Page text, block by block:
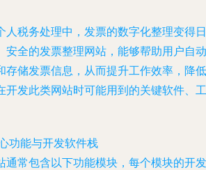
人税务处理中，发票的数字化整理变得日
安全的发票整理网站，能够帮助用户自动
存储发票信息，从而提升工作效率，降低
开发此类网站时可能用到的关键软件、工
功能与开发软件栈
通常包含以下功能模块，每个模块的开发